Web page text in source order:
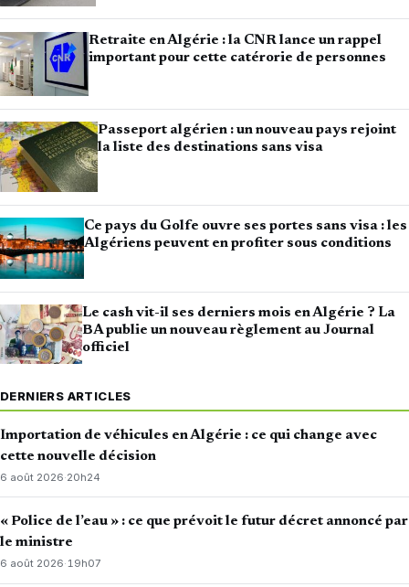
Retraite en Algérie : la CNR lance un rappel
important pour cette catérorie de personnes
Passeport algérien : un nouveau pays rejoint
la liste des destinations sans visa
Ce pays du Golfe ouvre ses portes sans visa : les
Algériens peuvent en profiter sous conditions
Le cash vit-il ses derniers mois en Algérie ? La
BA publie un nouveau règlement au Journal
officiel
DERNIERS ARTICLES
Importation de véhicules en Algérie : ce qui change avec
cette nouvelle décision
6 août 2026·20h24
« Police de l’eau » : ce que prévoit le futur décret annoncé par
le ministre
6 août 2026·19h07